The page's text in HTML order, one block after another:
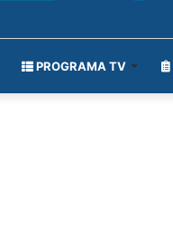
PROGRAMA TV